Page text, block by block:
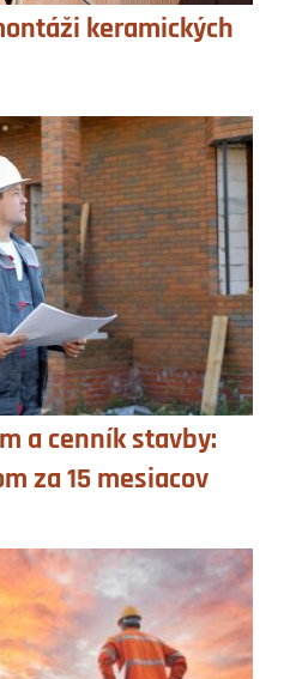
keramických
a cenník stavby:
za 15 mesiacov